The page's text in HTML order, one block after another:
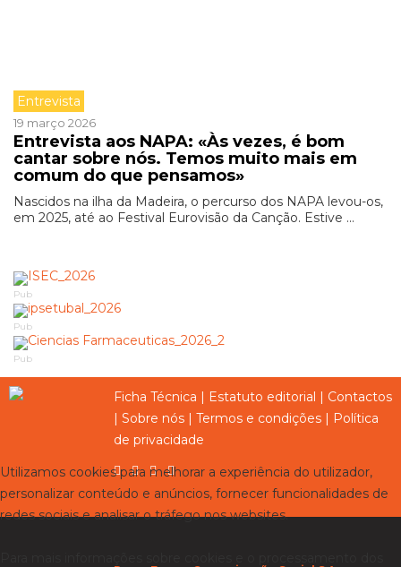
Entrevista
19 março 2026
Entrevista aos NAPA: «Às vezes, é bom
cantar sobre nós. Temos muito mais em
comum do que pensamos»
Nascidos na ilha da Madeira, o percurso dos NAPA levou-os,
em 2025, até ao Festival Eurovisão da Canção. Estive ...
Pub
Pub
Pub
Ficha Técnica Estatuto editorial
Contactos
Sobre nós Termos e condições
Política
de privacidade
Utilizamos cookies para melhorar a experiência do utilizador,
personalizar conteúdo e anúncios, fornecer funcionalidades de
redes sociais e analisar o tráfego nos websites.